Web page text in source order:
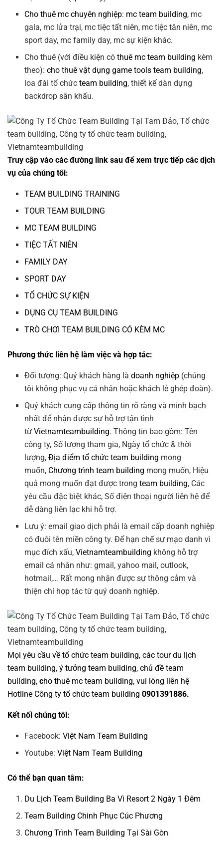
Cho thuê mc chuyên nghiệp: mc team building, mc
gala, mc lửa trại, mc tiệc tất niên, mc tiệc tân niên, mc
sport day, mc family day, mc sự kiện khác.
Cho thuê (với điều kiện cóthuê mc team building kèm
theo):cho thuê vật dụng game tools team building,
loa đài tổ chứcteam building, thiết kế dàn dựng
backdrop sân khấu.
Truy cập vào các đường link sau để xem trực tiếp các dịch
vụ của chúng tôi:
TEAM BUILDING TRAINING
TOUR TEAM BUILDING
MC TEAM BUILDING
TIỆC TẤT NIÊN
FAMILY DAY
SPORT DAY
TỔ CHỨC SỰ KIỆN
DỤNG CỤ TEAM BUILDING
TRÒ CHƠI TEAM BUILDING CÓ KÈM MC
Phương thức liên hệ làm việc và hợp tác:
Đối tượng: Quý khách hàng làdoanh nghiệp (chúng
tôi không phục vụ cá nhân hoặc khách lẻ ghép đoàn).
Quý khách cung cấp thông tin rõ ràng và minh bạch
nhất để nhận được sự hỗ trợ tận tình
từVietnamteambuilding. Thông tin bao gồm: Tên
công ty, Số lượng tham gia, Ngày tổ chức & thời
lượng,Địa điểm tổ chức team building mong
muốn, Chương trình team building mong muốn, Hiệu
quả mong muốn đạt được trongteam building, Các
yêu cầu đặc biệt khác, Số điện thoại người liên hệ để
dễ dàng liên lạc khi hỗ trợ.
Lưu ý: email giao dịch phải là email cấp doanh nghiệp
có đuôi tên miền công ty. Để hạn chế sự mạo danh vì
mục đích xấu,Vietnamteambuilding không hỗ trợ
email cá nhân như: gmail, yahoo mail, outlook,
hotmail,… Rất mong nhận được sự thông cảm và
thiện chí hợp tác từ quý doanh nghiệp.
Mọi yêu cầu về tổ chức team building, các tourdu lịch
team building, ý tưởng team building, chủ đề team
building, cho thuê mc team building, vui lòng liên hệ
Hotline Công ty tổ chức team building 0901391886.
Kết nối chúng tôi:
Facebook:Việt Nam Team Building
Youtube:Việt Nam Team Building
Có thể bạn quan tâm:
Du Lịch Team Building Ba Vì Resort 2 Ngày 1 Đêm
Team Building Chinh Phục Cúc Phương
Chương Trình Team Building Tại Sài Gòn